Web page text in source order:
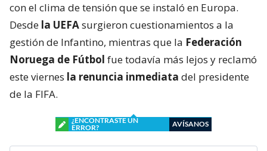
con el clima de tensión que se instaló en Europa.
Desde la UEFAsurgieron cuestionamientos a la
gestión de Infantino, mientras que la Federación
Noruega de Fútbol fue todavía más lejos y reclamó
este viernes la renuncia inmediata del presidente
de la FIFA.
¿ENCONTRASTE UN
ERROR?
AVÍSANOS